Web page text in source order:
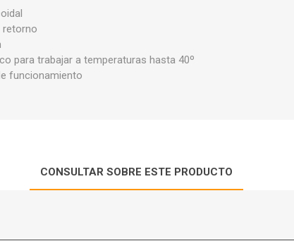
retorno
para trabajar a temperaturas hasta 40º
funcionamiento
CONSULTAR SOBRE ESTE PRODUCTO